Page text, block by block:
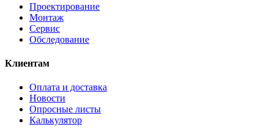
Проектирование
Монтаж
Сервис
Обследование
Клиентам
Оплата и доставка
Новости
Опросные листы
Калькулятор